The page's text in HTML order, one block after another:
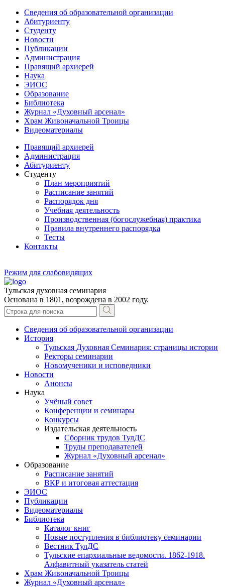
Сведения об образовательной организации
Абитуриенту
Студенту
Новости
Публикации
Администрация
Правящий архиерей
Наука
ЭИОС
Образование
Библиотека
Журнал «Духовный арсенал»
Храм Живоначальной Троицы
Видеоматериалы
Правящий архиерей
Администрация
Абитуриенту
Студенту
План мероприятий
Расписание занятий
Распорядок дня
Учебная деятельность
Производственная (богослужебная) практика
Правила внутреннего распорядка
Тесты
Контакты
Режим для слабовидящих
Тульская духовная семинария
Основана в 1801, возрождена в 2002 году.
Сведения об образовательной организации
История
Тульская Духовная Семинария: страницы истории
Ректоры семинарии
Новомученики и исповедники
Новости
Анонсы
Наука
Учёный совет
Конференции и семинары
Конкурсы
Издательская деятельность
Сборник трудов ТулДС
Труды преподавателей
Журнал «Духовный арсенал»
Образование
Расписание занятий
ВКР и итоговая аттестация
ЭИОС
Публикации
Видеоматериалы
Библиотека
Каталог книг
Новые поступления в библиотеку семинарии
Вестник ТулДС
Тульские епархиальные ведомости. 1862-1918.
Алфавитный указатель статей
Храм Живоначальной Троицы
Журнал «Духовный арсенал»